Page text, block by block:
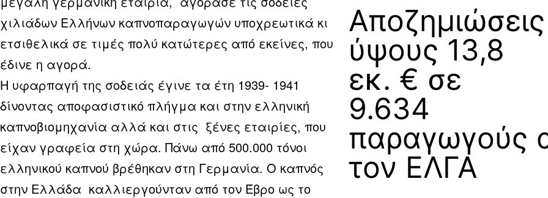
χιλιάδων Ελλήνων καπνοπαραγωγών υποχρεωτικά κι
ετσιθελικά σε τιμές πολύ κατώτερες από εκείνες, που
έδινε η αγορά.
Η υφαρπαγή της σοδειάς έγινε τα έτη 1939- 1941
δίνοντας αποφασιστικό πλήγμα και στην ελληνική
καπνοβιομηχανία αλλά και στις ξένες εταιρίες, που
είχαν γραφεία στη χώρα. Πάνω από 500.000 τόνοι
ελληνικού καπνού βρέθηκαν στη Γερμανία. Ο καπνός
στην Ελλάδα καλλιεργούνταν από τον Έβρο ως το
Αποζημιώσεις
ύψους 13,8
εκ. € σε
9.634
παραγωγούς
τον ΕΛΓΑ